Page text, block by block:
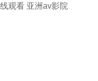
观看 亚洲av影院